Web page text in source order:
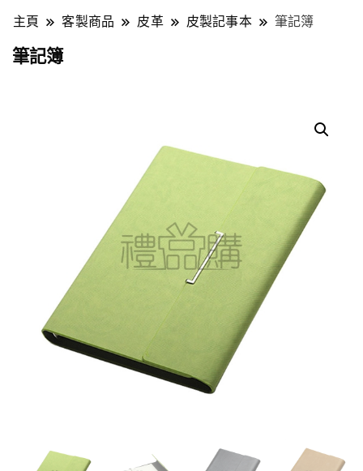
主頁 客製商品 皮革 皮製記事本 筆記簿
筆記簿